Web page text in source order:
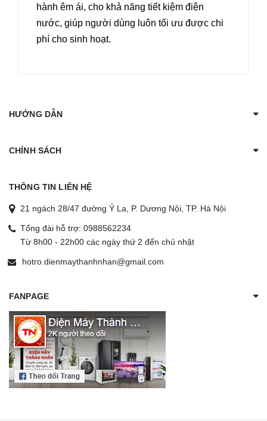
hành êm ái, cho khả năng tiết kiệm điện
nước, giúp người dùng luôn tối ưu được chi
phí cho sinh hoạt.
HƯỚNG DẪN
CHÍNH SÁCH
THÔNG TIN LIÊN HỆ
21 ngách 28/47 đường Ỷ La, P. Dương Nội, TP. Hà Nội
Tổng đài hỗ trợ: 0988562234
Từ 8h00 - 22h00 các ngày thứ 2 đến chủ nhật
hotro.dienmaythanhnhan@gmail.com
FANPAGE